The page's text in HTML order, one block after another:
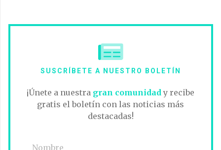
SUSCRÍBETE A NUESTRO BOLETÍN
¡Únete a nuestra gran comunidady recibe
gratis el boletín con las noticias más
destacadas!